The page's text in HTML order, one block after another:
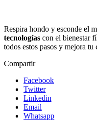
Respira hondo y esconde el
tecnologías con el bienestar
todos estos pasos y mejora tu
Compartir
Facebook
Twitter
Linkedin
Email
Whatsapp